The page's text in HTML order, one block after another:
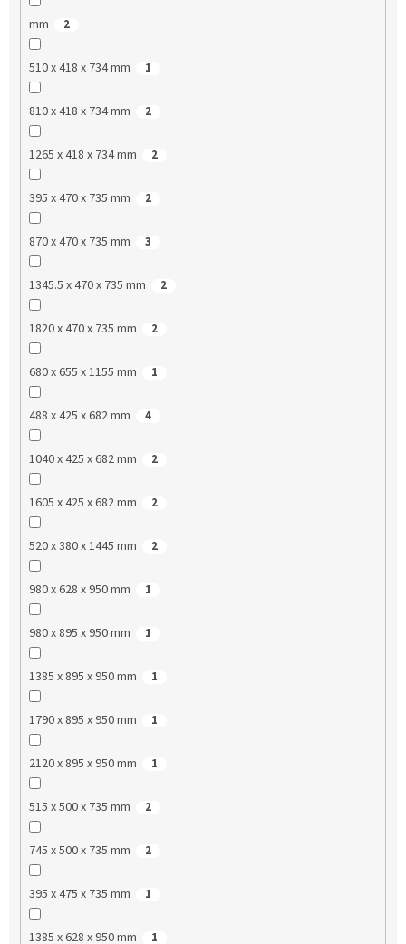
mm 2
510 x 418 x 734 mm 1
810 x 418 x 734 mm 2
1265 x 418 x 734 mm 2
395 x 470 x 735 mm 2
870 x 470 x 735 mm 3
1345.5 x 470 x 735 mm 2
1820 x 470 x 735 mm 2
680 x 655 x 1155 mm 1
488 x 425 x 682 mm 4
1040 x 425 x 682 mm 2
1605 x 425 x 682 mm 2
520 x 380 x 1445 mm 2
980 x 628 x 950 mm 1
980 x 895 x 950 mm 1
1385 x 895 x 950 mm 1
1790 x 895 x 950 mm 1
2120 x 895 x 950 mm 1
515 x 500 x 735 mm 2
745 x 500 x 735 mm 2
395 x 475 x 735 mm 1
1385 x 628 x 950 mm 1